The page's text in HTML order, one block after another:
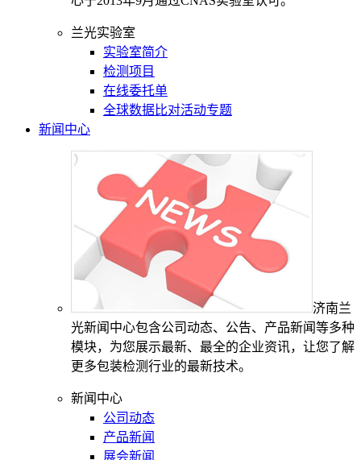
兰光实验室
实验室简介
检测项目
在线委托单
全球数据比对活动专题
新闻中心
济南兰
光新闻中心包含公司动态、公告、产品新闻等多种
模块，为您展示最新、最全的企业资讯，让您了解
更多包装检测行业的最新技术。
新闻中心
公司动态
产品新闻
展会新闻